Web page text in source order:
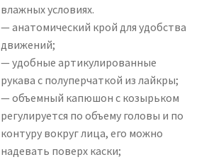
влажных условиях.
— анатомический крой для удобства
движений;
— удобные артикулированные
рукава с полуперчаткой из лайкры;
— объемный капюшон с козырьком
регулируется по объему головы и по
контуру вокруг лица, его можно
надевать поверх каски;